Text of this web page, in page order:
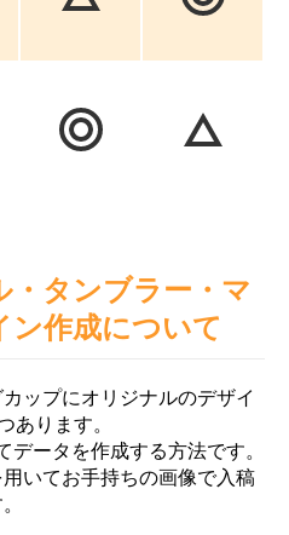
タンブラー・マ
ン作成について
ップにオリジナルのデザイ
あります。
ータを作成する方法です。
いてお手持ちの画像で入稿